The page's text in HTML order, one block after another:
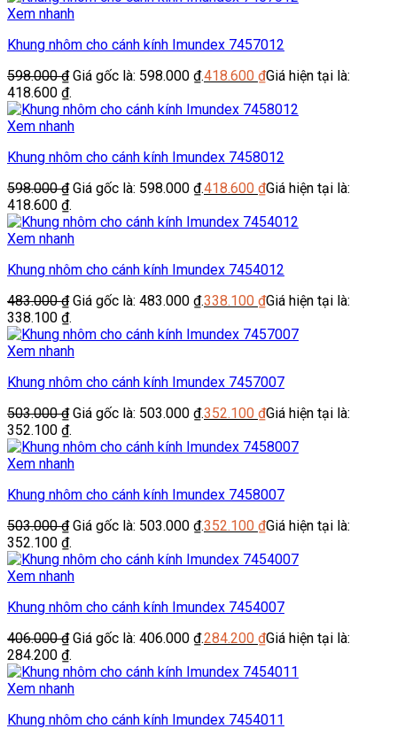
Xem nhanh
Khung nhôm cho cánh kính Imundex 7457012
598.000₫ Giá gốc là: 598.000 ₫.418.600 ₫Giá hiện tại là:
418.600 ₫.
Xem nhanh
Khung nhôm cho cánh kính Imundex 7458012
598.000₫ Giá gốc là: 598.000 ₫.418.600 ₫Giá hiện tại là:
418.600 ₫.
Xem nhanh
Khung nhôm cho cánh kính Imundex 7454012
483.000₫ Giá gốc là: 483.000 ₫.338.100 ₫Giá hiện tại là:
338.100 ₫.
Xem nhanh
Khung nhôm cho cánh kính Imundex 7457007
503.000₫ Giá gốc là: 503.000 ₫.352.100 ₫Giá hiện tại là:
352.100 ₫.
Xem nhanh
Khung nhôm cho cánh kính Imundex 7458007
503.000₫ Giá gốc là: 503.000 ₫.352.100 ₫Giá hiện tại là:
352.100 ₫.
Xem nhanh
Khung nhôm cho cánh kính Imundex 7454007
406.000₫ Giá gốc là: 406.000 ₫.284.200 ₫Giá hiện tại là:
284.200 ₫.
Xem nhanh
Khung nhôm cho cánh kính Imundex 7454011